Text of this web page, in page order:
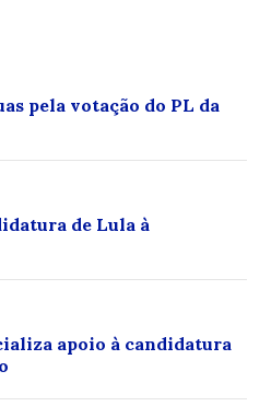
pela votação do PL da
de Lula à
apoio à candidatura